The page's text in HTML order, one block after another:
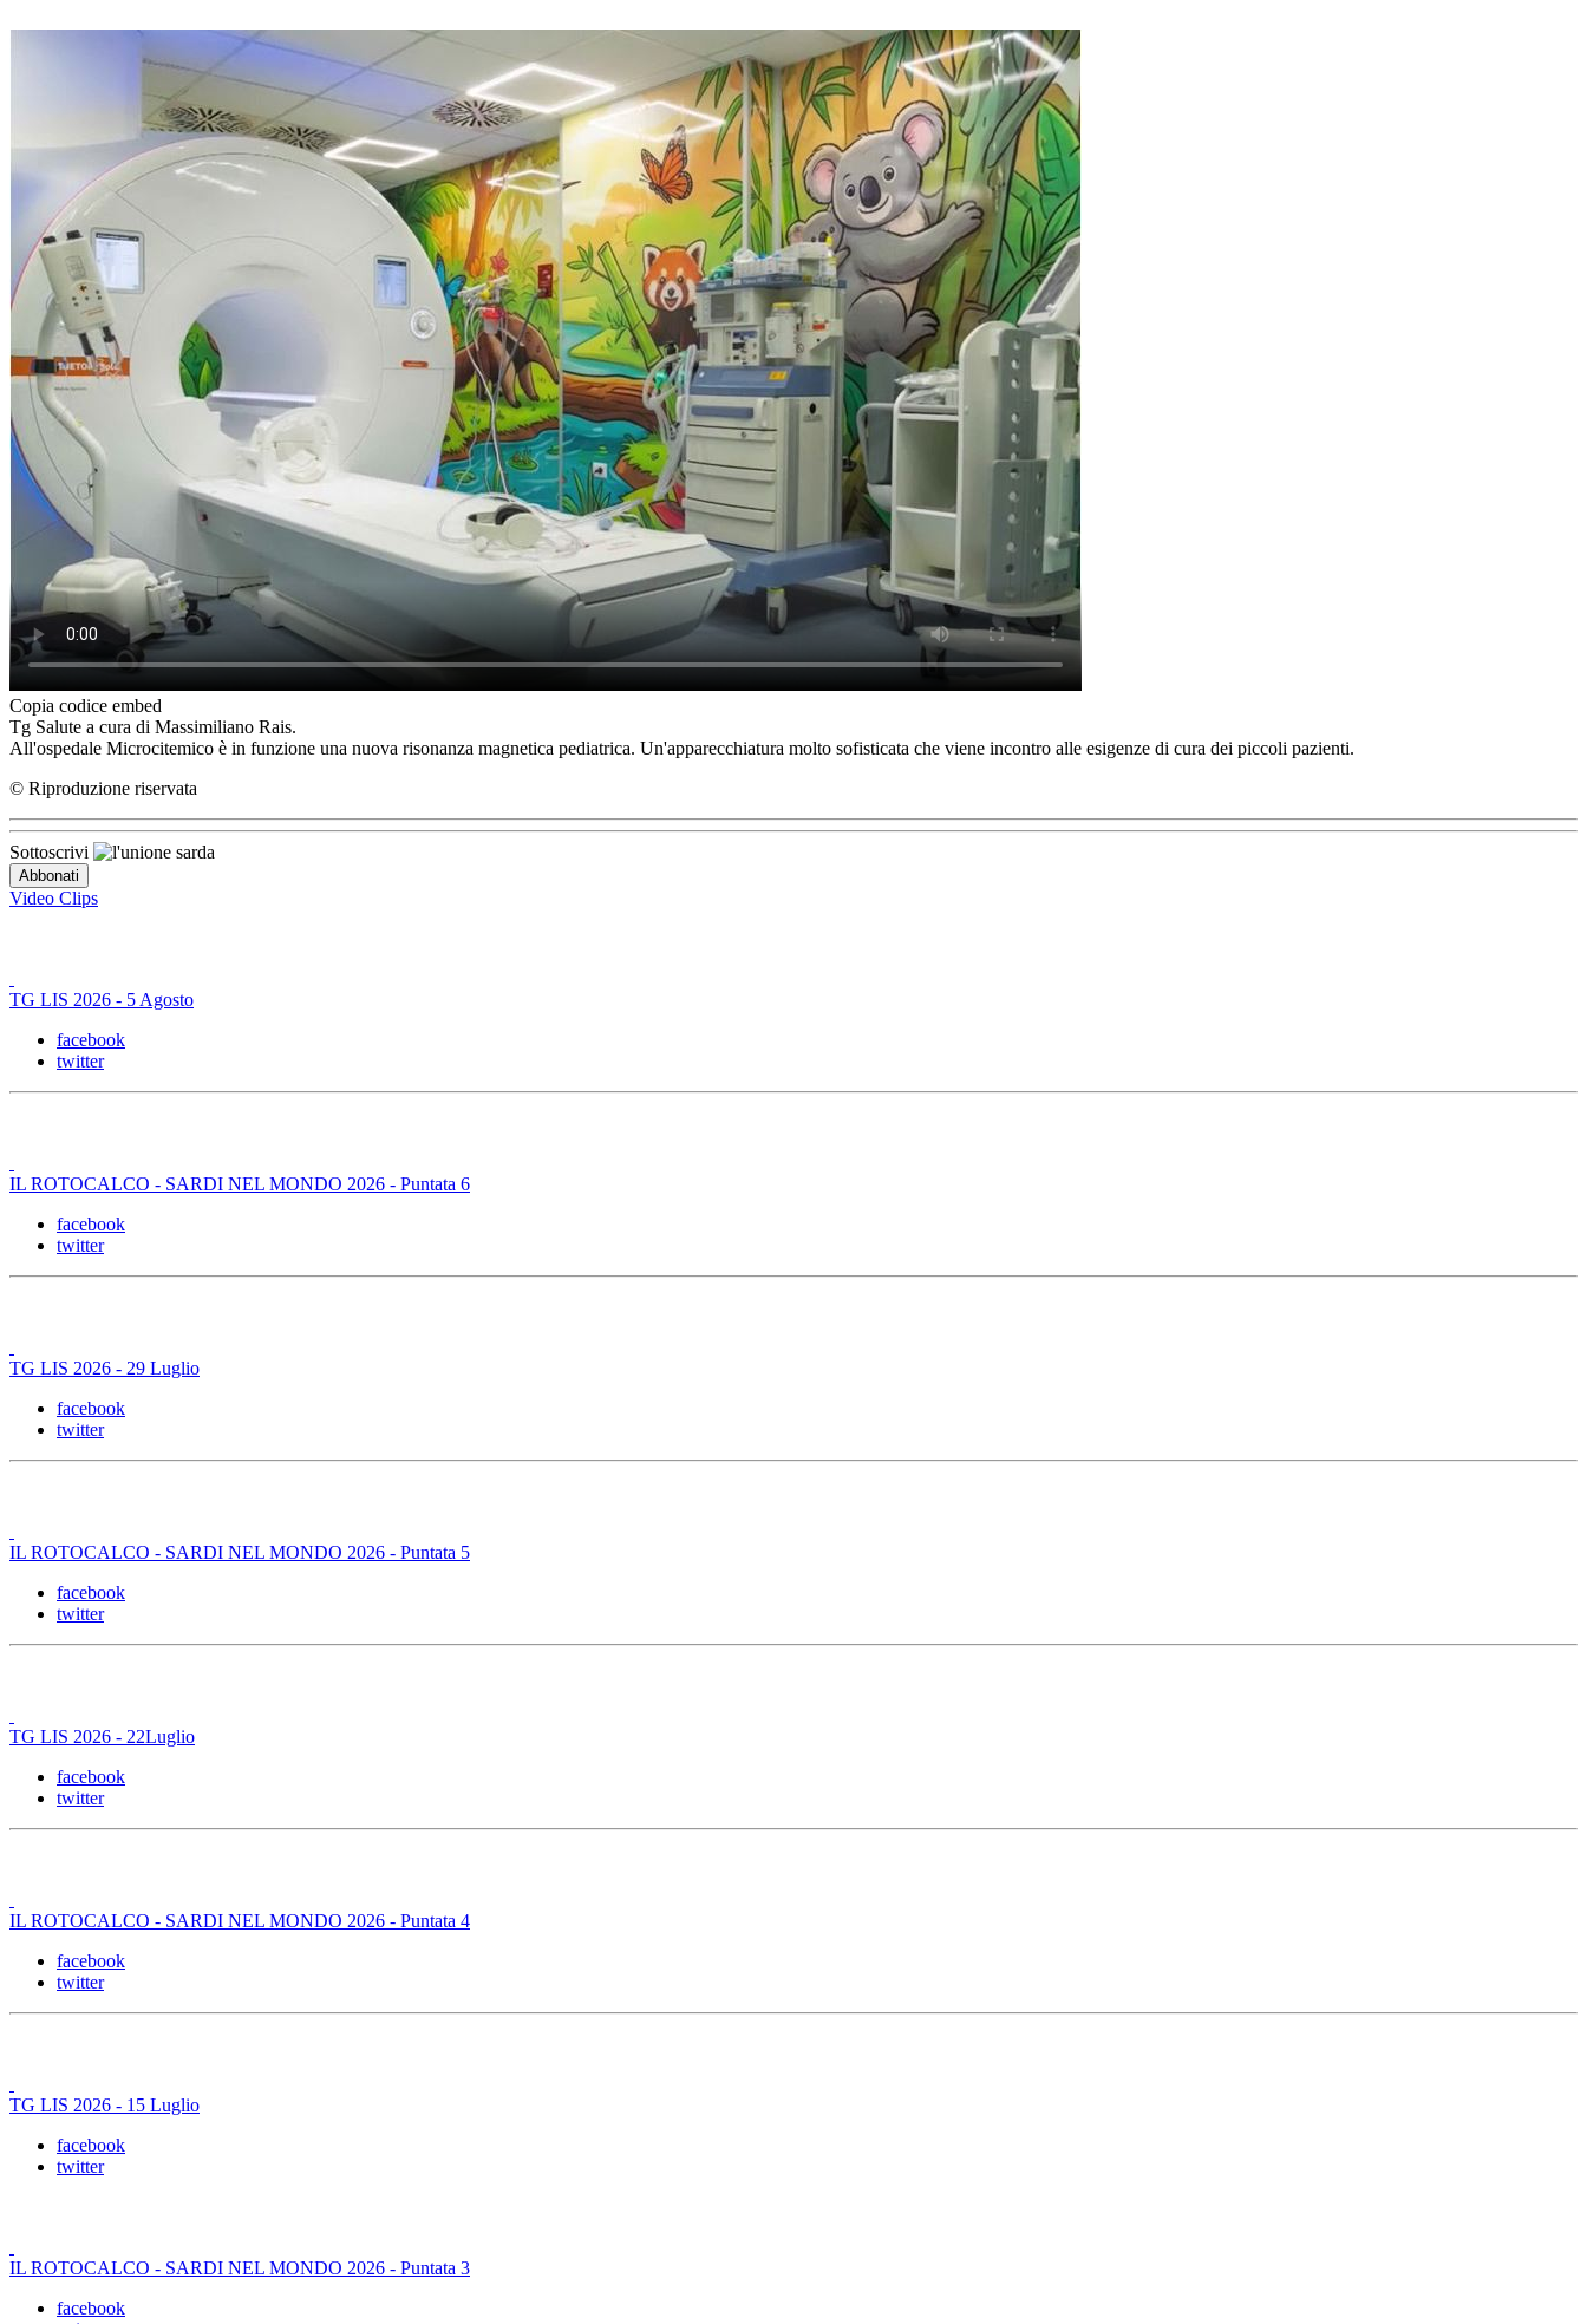
Copia codice embed
Tg Salute a cura di Massimiliano Rais.
All'ospedale Microcitemico è in funzione una nuova risonanza magnetica pediatrica. Un'apparecchiatura molto sofisticata che viene incontro alle esigenze di cura dei piccoli pazienti.
© Riproduzione riservata
Sottoscrivi
Video Clips
TG LIS 2026 - 5 Agosto
facebook
twitter
IL ROTOCALCO - SARDI NEL MONDO 2026 - Puntata 6
facebook
twitter
TG LIS 2026 - 29 Luglio
facebook
twitter
IL ROTOCALCO - SARDI NEL MONDO 2026 - Puntata 5
facebook
twitter
TG LIS 2026 - 22Luglio
facebook
twitter
IL ROTOCALCO - SARDI NEL MONDO 2026 - Puntata 4
facebook
twitter
TG LIS 2026 - 15 Luglio
facebook
twitter
IL ROTOCALCO - SARDI NEL MONDO 2026 - Puntata 3
facebook